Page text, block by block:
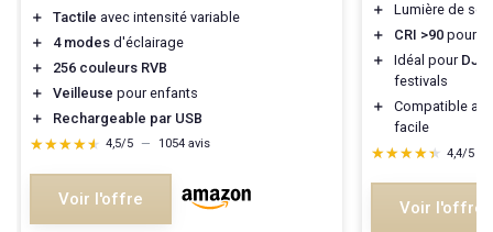
＋ Tactile avec intensité variable
＋
4 modes d'éclairage
＋
256 couleurs RVB
＋
Veilleuse pour enfants
＋
Rechargeable par USB
★★★★★
★★★★★ 4,5/5 — 1054 avis
Voir l'offre
＋
Lumière de
＋
CRI >90 pour
＋
Idéal pour DJ,
festivals
＋
Compatible
facile
★★★★★
★★★★★ 4,4/5
Voir l'offre